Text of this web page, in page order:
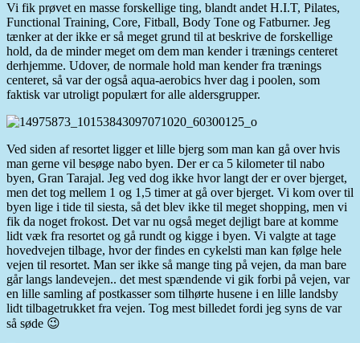
Vi fik prøvet en masse forskellige ting, blandt andet H.I.T, Pilates,
Functional Training, Core, Fitball, Body Tone og Fatburner. Jeg
tænker at der ikke er så meget grund til at beskrive de forskellige
hold, da de minder meget om dem man kender i trænings centeret
derhjemme. Udover, de normale hold man kender fra trænings
centeret, så var der også aqua-aerobics hver dag i poolen, som
faktisk var utroligt populært for alle aldersgrupper.
Ved siden af resortet ligger et lille bjerg som man kan gå over hvis
man gerne vil besøge nabo byen. Der er ca 5 kilometer til nabo
byen, Gran Tarajal. Jeg ved dog ikke hvor langt der er over bjerget,
men det tog mellem 1 og 1,5 timer at gå over bjerget. Vi kom over til
byen lige i tide til siesta, så det blev ikke til meget shopping, men vi
fik da noget frokost. Det var nu også meget dejligt bare at komme
lidt væk fra resortet og gå rundt og kigge i byen. Vi valgte at tage
hovedvejen tilbage, hvor der findes en cykelsti man kan følge hele
vejen til resortet. Man ser ikke så mange ting på vejen, da man bare
går langs landevejen.. det mest spændende vi gik forbi på vejen, var
en lille samling af postkasser som tilhørte husene i en lille landsby
lidt tilbagetrukket fra vejen. Tog mest billedet fordi jeg syns de var
så søde 😉